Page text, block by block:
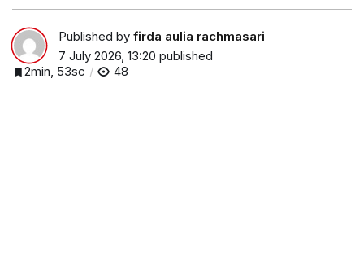
Published by firda aulia rachmasari
7 July 2026, 13:20 published
2min, 53sc
48